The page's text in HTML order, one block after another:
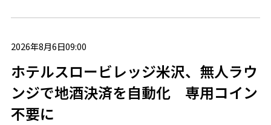
2026年8月6日09:00
ホテルスロービレッジ米沢、無人ラウ
ンジで地酒決済を自動化 専用コイン
不要に